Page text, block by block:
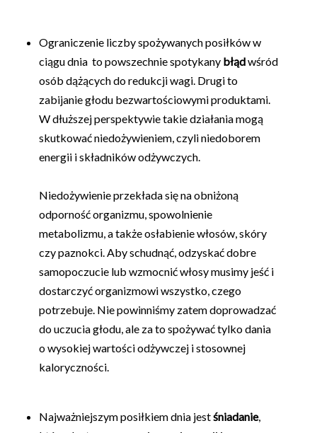
Ograniczenie liczby spożywanych posiłków w
ciągu dnia to powszechnie spotykany błądwśród
osób dążących do redukcji wagi. Drugi to
zabijanie głodu bezwartościowymi produktami.
W dłuższej perspektywie takie działania mogą
skutkować niedożywieniem, czyli niedoborem
energii i składników odżywczych.
Niedożywienie przekłada się na obniżoną
odporność organizmu, spowolnienie
metabolizmu, a także osłabienie włosów, skóry
czy paznokci. Aby schudnąć, odzyskać dobre
samopoczucie lub wzmocnić włosy musimy jeść i
dostarczyć organizmowi wszystko, czego
potrzebuje. Nie powinniśmy zatem doprowadzać
do uczucia głodu, ale za to spożywać tylko dania
o wysokiej wartości odżywczej i stosownej
kaloryczności.
Najważniejszym posiłkiem dnia jestśniadanie,